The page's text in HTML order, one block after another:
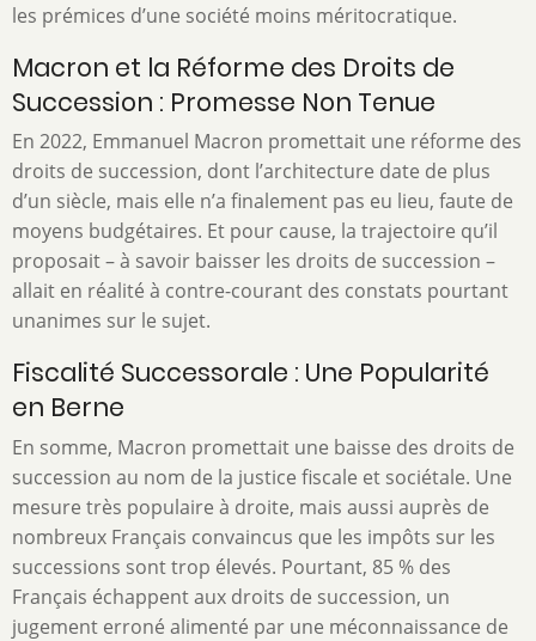
les prémices d’une société moins méritocratique.
Macron et la Réforme des Droits de
Succession : Promesse Non Tenue
En 2022, Emmanuel Macron promettait une réforme des
droits de succession, dont l’architecture date de plus
d’un siècle, mais elle n’a finalement pas eu lieu, faute de
moyens budgétaires. Et pour cause, la trajectoire qu’il
proposait – à savoir baisser les droits de succession –
allait en réalité à contre-courant des constats pourtant
unanimes sur le sujet.
Fiscalité Successorale : Une Popularité
en Berne
En somme, Macron promettait une baisse des droits de
succession au nom de la justice fiscale et sociétale. Une
mesure très populaire à droite, mais aussi auprès de
nombreux Français convaincus que les impôts sur les
successions sont trop élevés. Pourtant, 85 % des
Français échappent aux droits de succession, un
jugement erroné alimenté par une méconnaissance de